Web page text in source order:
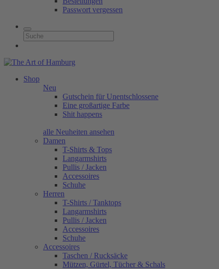
Passwort vergessen
Shop
Neu
Gutschein für Unentschlossene
Eine großartige Farbe
Shit happens
alle Neuheiten ansehen
Damen
T-Shirts & Tops
Langarmshirts
Pullis / Jacken
Accessoires
Schuhe
Herren
T-Shirts / Tanktops
Langarmshirts
Pullis / Jacken
Accessoires
Schuhe
Accessoires
Taschen / Rucksäcke
Mützen, Gürtel, Tücher & Schals